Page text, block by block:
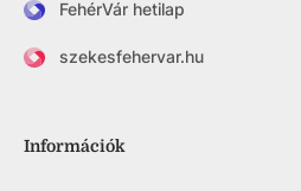
FehérVár hetilap
szekesfehervar.hu
Információk